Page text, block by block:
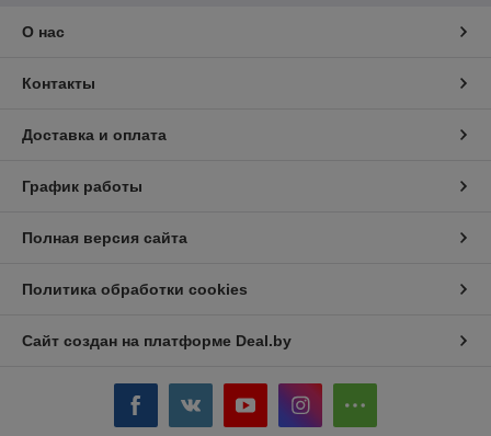
О нас
Контакты
Доставка и оплата
График работы
Полная версия сайта
Политика обработки cookies
Сайт создан на платформе Deal.by